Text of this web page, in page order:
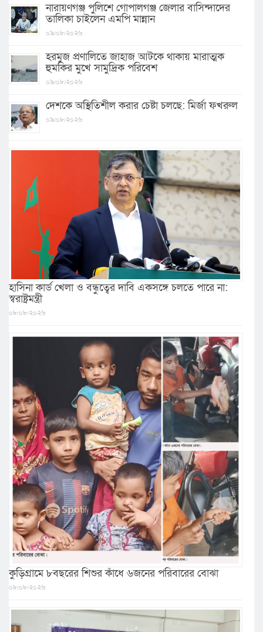
নারায়ণগঞ্জ পুলিশে গোপালগঞ্জ জেলার বাসিন্দাদের
তালিকা চাইলেন এমপি মান্নান
০৯/০৮/২০২৬
হরমুজ প্রণালিতে জাহাজ আটকে থাকায় মারাত্মক
হুমকির মুখে সামুদ্রিক পরিবেশ
০৯/০৮/২০২৬
দেশকে অস্থিতিশীল করার চেষ্টা চলছে: মির্জা ফখরুল
০৯/০৮/২০২৬
হাসিনা কার্ড খেলা ও বন্ধুত্বের দাবি একসঙ্গে চলতে পারে না:
স্বরাষ্ট্রমন্ত্রী
০৮/০৮/২০২৬
কুড়িগ্রামে ৮বছরের শিশুর কাঁধে ৬জনের পরিবারের বোঝা
০৮/০৮/২০২৬